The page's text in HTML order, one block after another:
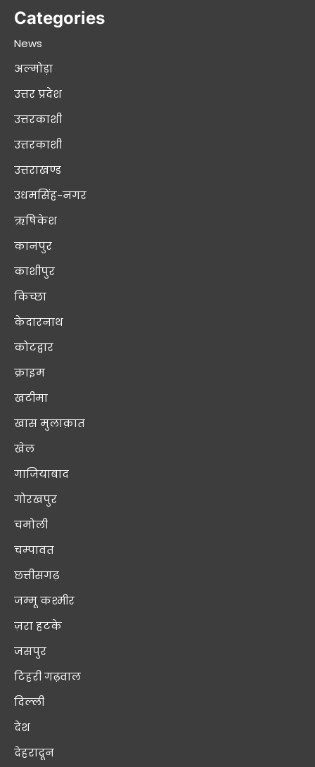
Categories
News
अल्मोड़ा
उत्तर प्रदेश
उत्तरकाशी
उत्तरकाशी
उत्तराखण्ड
उधमसिंह-नगर
ऋषिकेश
कानपुर
काशीपुर
किच्छा
केदारनाथ
कोटद्वार
क्राइम
खटीमा
खास मुलाक़ात
खेल
गाजियाबाद
गोरखपुर
चमोली
चम्पावत
छत्तीसगढ़
जम्मू कश्मीर
ज़रा हटके
जसपुर
टिहरी गढ़वाल
दिल्ली
देश
देहरादून